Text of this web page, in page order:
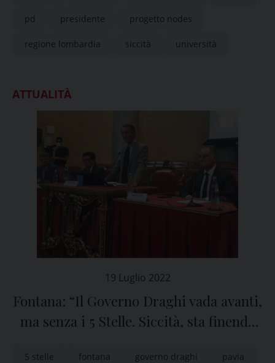
pd presidente progetto nodes
regione lombardia siccità università
ATTUALITÀ
19 Luglio 2022
Fontana: “Il Governo Draghi vada avanti,
ma senza i 5 Stelle. Siccità, sta finendo
5 stelle fontana governo draghi pavia